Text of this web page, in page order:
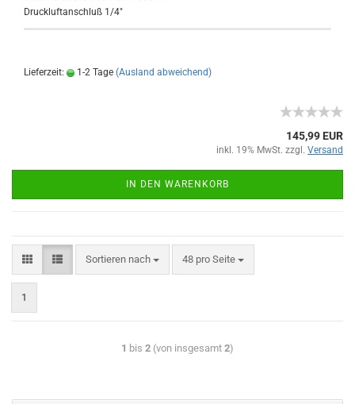
Druckluftanschluß 1/4"
Lieferzeit: 1-2 Tage (Ausland abweichend)
145,99 EUR
inkl. 19% MwSt. zzgl. Versand
IN DEN WARENKORB
Sortieren nach 48 pro Seite
1
1 bis 2 (von insgesamt 2)